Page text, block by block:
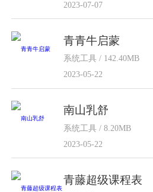
2023-07-07
青青牛启蒙
系统工具 / 142.40MB
2023-05-22
南山乳舒
系统工具 / 8.20MB
2023-05-22
青藤超级课程表